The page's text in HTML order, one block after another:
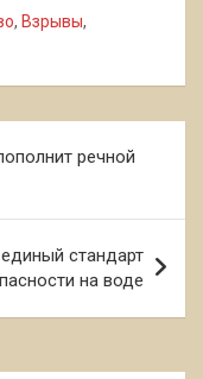
, Взрывы,
речной
стандарт
на воде